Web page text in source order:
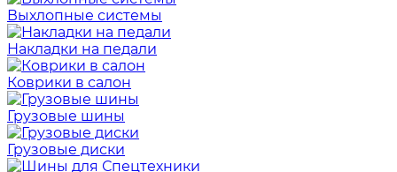
Выхлопные системы
Накладки на педали
Коврики в салон
Грузовые шины
Грузовые диски